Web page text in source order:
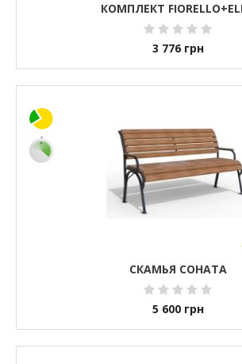
КОМПЛЕКТ
3 776 грн
СКАМЬЯ СОНАТА
5 600 грн